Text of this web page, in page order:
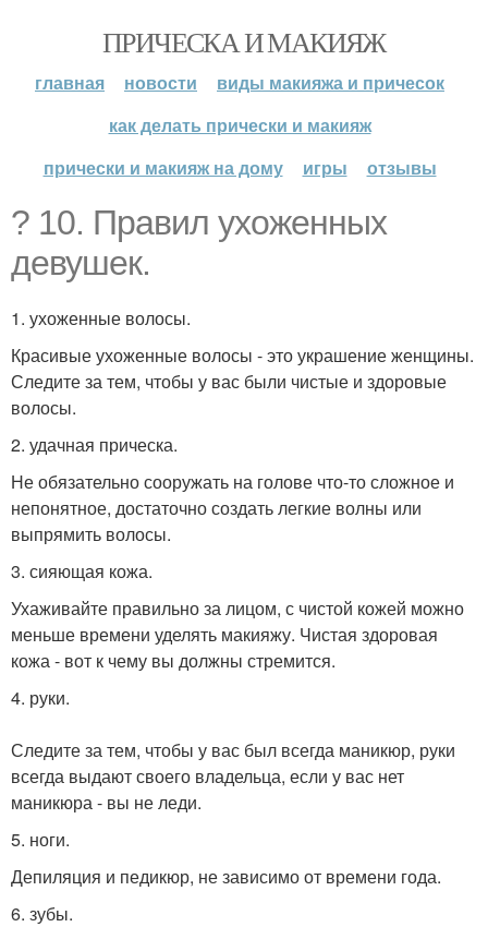
ПРИЧЕСКА И МАКИЯЖ
главная новости
виды макияжа и причесок
как делать прически и макияж
прически и макияж на дому
игры отзывы
? 10. Правил ухоженных
девушек.
1. ухоженные волосы.
Красивые ухоженные волосы - это украшение женщины.
Следите за тем, чтобы у вас были чистые и здоровые
волосы.
2. удачная прическа.
Не обязательно сооружать на голове что-то сложное и
непонятное, достаточно создать легкие волны или
выпрямить волосы.
3. сияющая кожа.
Ухаживайте правильно за лицом, с чистой кожей можно
меньше времени уделять макияжу. Чистая здоровая
кожа - вот к чему вы должны стремится.
4. руки.
Следите за тем, чтобы у вас был всегда маникюр, руки
всегда выдают своего владельца, если у вас нет
маникюра - вы не леди.
5. ноги.
Депиляция и педикюр, не зависимо от времени года.
6. зубы.